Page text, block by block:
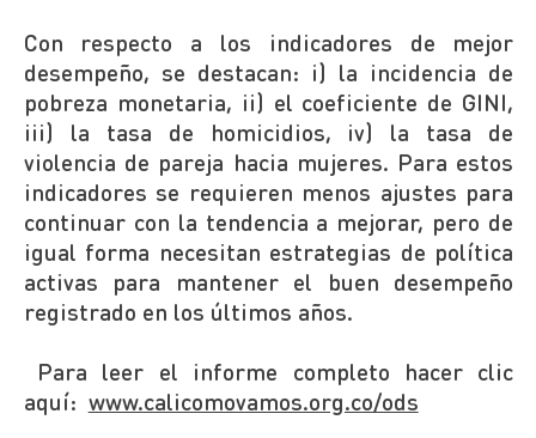
Con respecto a los indicadores de mejor
desempeño, se destacan: i) la incidencia de
pobreza monetaria, ii) el coeficiente de GINI,
iii) la tasa de homicidios, iv) la tasa de
violencia de pareja hacia mujeres. Para estos
indicadores se requieren menos ajustes para
continuar con la tendencia a mejorar, pero de
igual forma necesitan estrategias de política
activas para mantener el buen desempeño
registrado en los últimos años.
Para leer el informe completo hacer clic
aquí: www.calicomovamos.org.co/ods